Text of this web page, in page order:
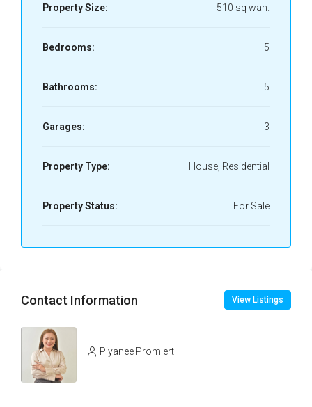
Property Size: 510 sq wah.
Bedrooms: 5
Bathrooms: 5
Garages: 3
Property Type: House, Residential
Property Status: For Sale
Contact Information View Listings
Piyanee Promlert